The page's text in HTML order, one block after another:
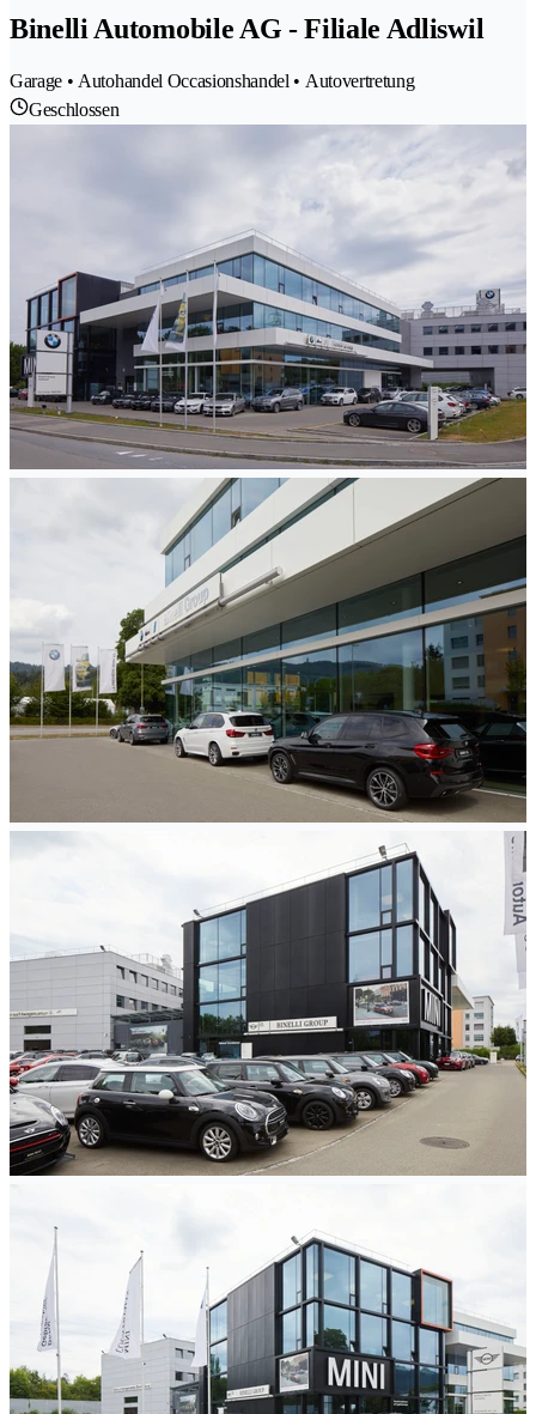
Binelli Automobile AG - Filiale Adliswil
Garage • Autohandel Occasionshandel • Autovertretung
Geschlossen